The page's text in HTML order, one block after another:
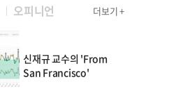
오피니언 더보기 +
신재규 교수의 'From
San Francisco'